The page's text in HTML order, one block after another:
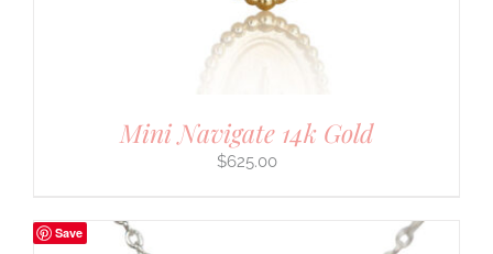
Mini Navigate 14k Gold
$625.00
Save